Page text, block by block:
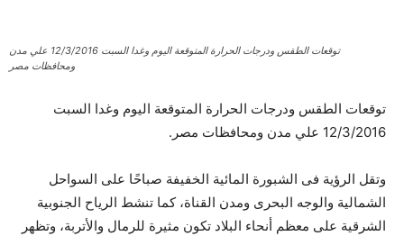
توقعات الطقس ودرجات الحرارة المتوقعة اليوم وغدا السبت 12/3/2016 علي مدن
ومحافظات مصر
توقعات الطقس ودرجات الحرارة المتوقعة اليوم وغدا السبت
12/3/2016 علي مدن ومحافظات مصر.
وتقل الرؤية فى الشبورة المائية الخفيفة صباحًا على السواحل
الشمالية والوجه البحرى ومدن القناة، كما تنشط الرياح الجنوبية
الشرقية على معظم أنحاء البلاد تكون مثيرة للرمال والأتربة، وتظهر